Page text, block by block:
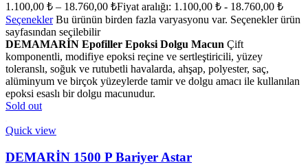
1.100,00 ₺ – 18.760,00 ₺Fiyat aralığı: 1.100,00 ₺ - 18.760,00 ₺
Seçenekler Bu ürünün birden fazla varyasyonu var. Seçenekler ürün
sayfasından seçilebilir
DEMAMARİN Epofiller Epoksi Dolgu Macun Çift
komponentli, modifiye epoksi reçine ve sertleştiricili, yüzey
toleranslı, soğuk ve rutubetli havalarda, ahşap, polyester, saç,
alüminyum ve birçok yüzeylerde tamir ve dolgu amacı ile kullanılan
epoksi esaslı bir dolgu macunudur.
Sold out
Quick view
DEMARİN 1500 P Bariyer Astar